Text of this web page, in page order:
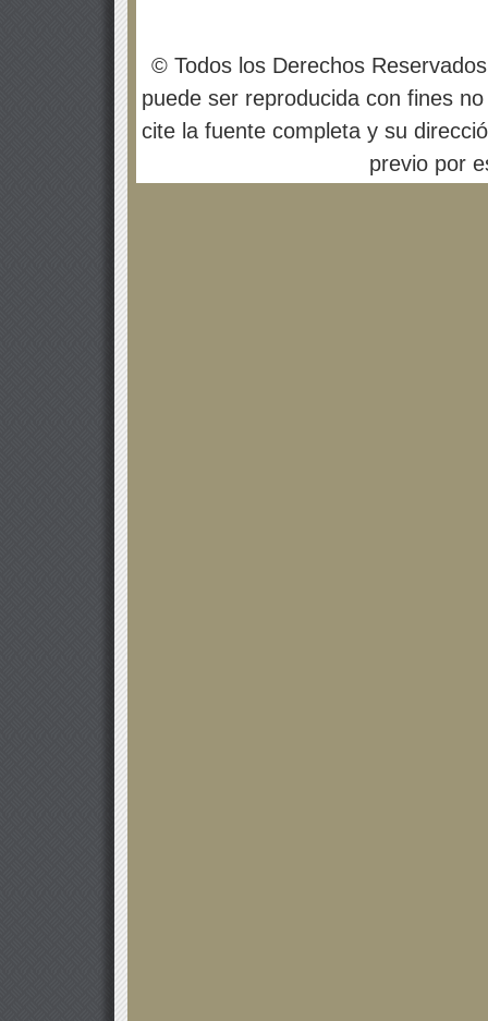
© Todos los Derechos
puede ser reproducida con fines
cite la fuente completa y su
previo por